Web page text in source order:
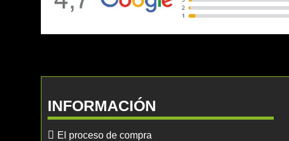
INFORMACIÓN
El proceso de compra